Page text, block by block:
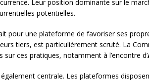
Leur position dominante sur le
potentielles.
pour une plateforme de favoriser ses
tiers, est particulièrement scruté. La
ces pratiques, notamment à l’encontre d’
centrale. Les plateformes